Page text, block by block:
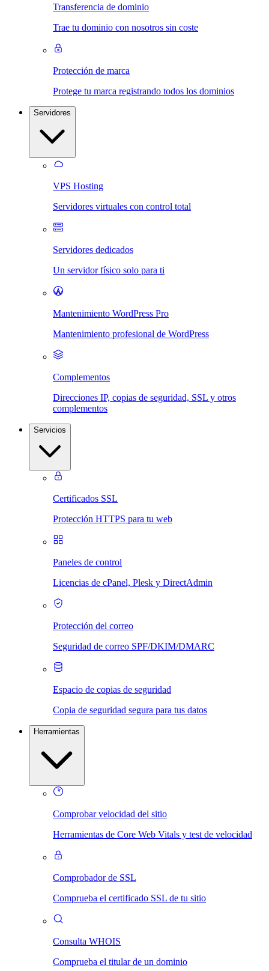
Transferencia de dominio
Trae tu dominio con nosotros sin coste
Protección de marca
Protege tu marca registrando todos los dominios
Servidores
VPS Hosting
Servidores virtuales con control total
Servidores dedicados
Un servidor físico solo para ti
Mantenimiento WordPress Pro
Mantenimiento profesional de WordPress
Complementos
Direcciones IP, copias de seguridad, SSL y otros
complementos
Servicios
Certificados SSL
Protección HTTPS para tu web
Paneles de control
Licencias de cPanel, Plesk y DirectAdmin
Protección del correo
Seguridad de correo SPF/DKIM/DMARC
Espacio de copias de seguridad
Copia de seguridad segura para tus datos
Herramientas
Comprobar velocidad del sitio
Herramientas de Core Web Vitals y test de velocidad
Comprobador de SSL
Comprueba el certificado SSL de tu sitio
Consulta WHOIS
Comprueba el titular de un dominio